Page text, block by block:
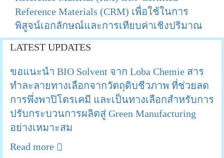
Reference Materials (CRM) เพื่อใช้ในการ
พิสูจน์เอกลักษณ์และการเทียบค่าเชิงปริมาณ
LATEST UPDATES
ขอแนะนำ BIO Solvent จาก Loba Chemie สาร
ทำละลายทางเลือกจากวัตถุดิบชีวภาพ ที่ช่วยลด
การพึ่งพาปิโตรเคมี และเป็นทางเลือกสำหรับการ
ปรับกระบวนการผลิตสู่ Green Manufacturing
อย่างเหมาะสม
Read more